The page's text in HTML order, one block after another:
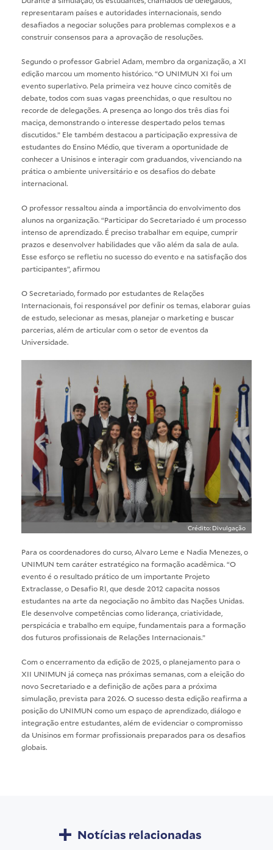
representaram países e autoridades internacionais, sendo
desafiados a negociar soluções para problemas complexos e a
construir consensos para a aprovação de resoluções.
Segundo o professor Gabriel Adam, membro da organização, a XI
edição marcou um momento histórico. “O UNIMUN XI foi um
evento superlativo. Pela primeira vez houve cinco comitês de
debate, todos com suas vagas preenchidas, o que resultou no
recorde de delegações. A presença ao longo dos três dias foi
maciça, demonstrando o interesse despertado pelos temas
discutidos.” Ele também destacou a participação expressiva de
estudantes do Ensino Médio, que tiveram a oportunidade de
conhecer a Unisinos e interagir com graduandos, vivenciando na
prática o ambiente universitário e os desafios do debate
internacional.
O professor ressaltou ainda a importância do envolvimento dos
alunos na organização. “Participar do Secretariado é um processo
intenso de aprendizado. É preciso trabalhar em equipe, cumprir
prazos e desenvolver habilidades que vão além da sala de aula.
Esse esforço se refletiu no sucesso do evento e na satisfação dos
participantes”, afirmou
O Secretariado, formado por estudantes de Relações
Internacionais, foi responsável por definir os temas, elaborar guias
de estudo, selecionar as mesas, planejar o marketing e buscar
parcerias, além de articular com o setor de eventos da
Universidade.
Crédito: Divulgação
Para os coordenadores do curso, Alvaro Leme e Nadia Menezes, o
UNIMUN tem caráter estratégico na formação acadêmica. “O
evento é o resultado prático de um importante Projeto
Extraclasse, o Desafio RI, que desde 2012 capacita nossos
estudantes na arte da negociação no âmbito das Nações Unidas.
Ele desenvolve competências como liderança, criatividade,
perspicácia e trabalho em equipe, fundamentais para a formação
dos futuros profissionais de Relações Internacionais.”
Com o encerramento da edição de 2025, o planejamento para o
XII UNIMUN já começa nas próximas semanas, com a eleição do
novo Secretariado e a definição de ações para a próxima
simulação, prevista para 2026. O sucesso desta edição reafirma a
posição do UNIMUN como um espaço de aprendizado, diálogo e
integração entre estudantes, além de evidenciar o compromisso
da Unisinos em formar profissionais preparados para os desafios
globais.
Notícias relacionadas